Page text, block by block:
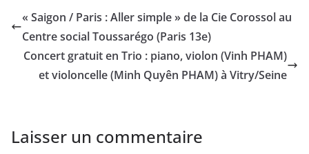
« Saigon / Paris : Aller simple » de la Cie Corossol au
Centre social Toussarégo (Paris 13e)
Concert gratuit en Trio : piano, violon (Vinh PHAM)
et violoncelle (Minh Quyên PHAM) à Vitry/Seine
Laisser un commentaire